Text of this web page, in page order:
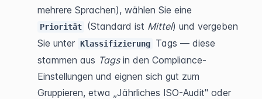
Priorität (Standard ist Mittel) und vergeben
Sie unter Klassifizierung
Tags — diese
stammen aus Tags in den Compliance-
Einstellungen und eignen sich gut zum
Gruppieren, etwa „Jährliches ISO-Audit" oder